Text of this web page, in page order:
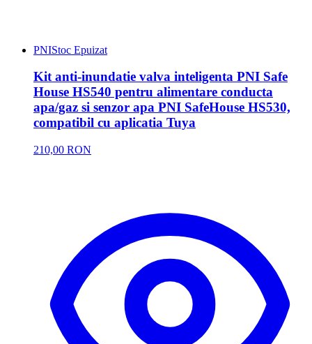
PNIStoc Epuizat
Kit anti-inundatie valva inteligenta PNI Safe
House HS540 pentru alimentare conducta
apa/gaz si senzor apa PNI SafeHouse HS530,
compatibil cu aplicatia Tuya
210,00 RON